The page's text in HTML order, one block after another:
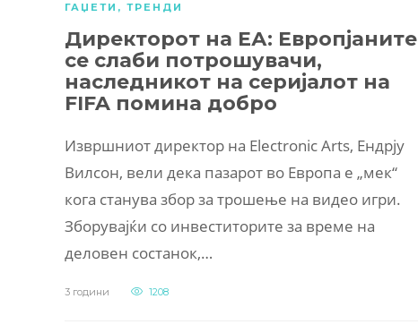
ГАЏЕТИ , ТРЕНДИ
Директорот на ЕА: Европјаните
се слаби потрошувачи,
наследникот на серијалот на
FIFA помина добро
Извршниот директор на Electronic Arts, Ендрју
Вилсон, вели дека пазарот во Европа е „мек“
кога станува збор за трошење на видео игри.
Зборувајќи со инвеститорите за време на
деловен состанок,…
3 години 1208